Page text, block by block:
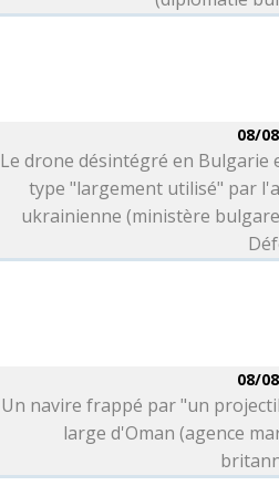
08/
Le drone désintégré en Bulgarie
type "largement utilisé" par
ukrainienne (ministère
08/
Un navire frappé par "un
large d'Oman (agence